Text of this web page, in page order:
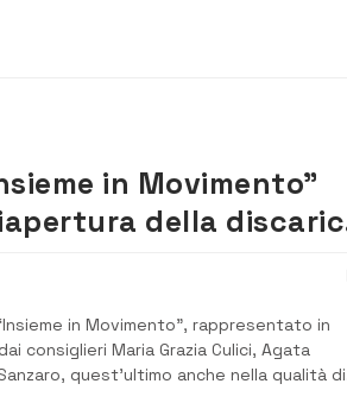
lentinesi, sostenitori e i candidati al
in Movimento”
della
in Movimento”, rappresentato in
consiglieri Maria Grazia Culici, Agata
quest’ultimo anche nella qualità di